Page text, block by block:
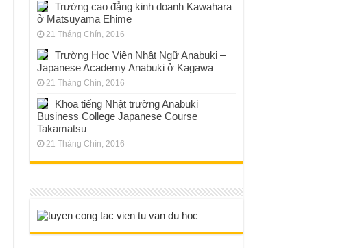
Trường cao đẳng kinh doanh Kawahara
ở Matsuyama Ehime
21 Tháng Chín, 2016
Trường Học Viện Nhật Ngữ Anabuki –
Japanese Academy Anabuki ở Kagawa
21 Tháng Chín, 2016
Khoa tiếng Nhật trường Anabuki
Business College Japanese Course
Takamatsu
21 Tháng Chín, 2016